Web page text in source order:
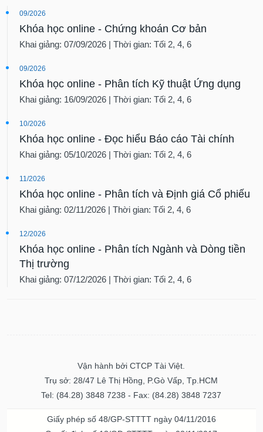
09/2026
Khóa học online - Chứng khoán Cơ bản
Khai giảng: 07/09/2026 | Thời gian: Tối 2, 4, 6
09/2026
Khóa học online - Phân tích Kỹ thuật Ứng dụng
Khai giảng: 16/09/2026 | Thời gian: Tối 2, 4, 6
10/2026
Khóa học online - Đọc hiểu Báo cáo Tài chính
Khai giảng: 05/10/2026 | Thời gian: Tối 2, 4, 6
11/2026
Khóa học online - Phân tích và Định giá Cổ phiếu
Khai giảng: 02/11/2026 | Thời gian: Tối 2, 4, 6
12/2026
Khóa học online - Phân tích Ngành và Dòng tiền
Thị trường
Khai giảng: 07/12/2026 | Thời gian: Tối 2, 4, 6
Vận hành bởi CTCP Tài Việt.
Trụ sở: 28/47 Lê Thị Hồng, P.Gò Vấp, Tp.HCM
Tel: (84.28) 3848 7238 - Fax: (84.28) 3848 7237
Giấy phép số 48/GP-STTTT ngày 04/11/2016